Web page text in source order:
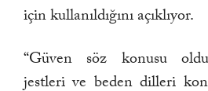
için kullanıldığını açıklıyor.
“Güven söz konusu
jestleri ve beden dilleri